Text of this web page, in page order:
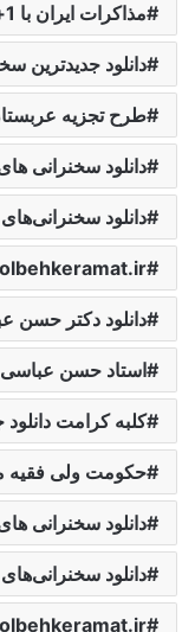
مذاکرات ایران با 1+5
دانلود جدیدترین
طرح تجزیه
دانلود سخنرانی
دانلود
دانلود دکتر حسن
استاد حسن عباسی
کلبه کرامت
حکومت ولی فقیه
دانلود سخنرانی
دانلود